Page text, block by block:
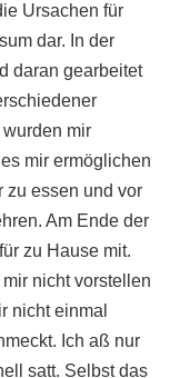
Ursachen für
dar. In der
daran gearbeitet
mir
mir ermöglichen
zu essen und vor
Am Ende der
zu Hause mit.
nicht vorstellen
nicht einmal
Ich aß nur
satt. Selbst das